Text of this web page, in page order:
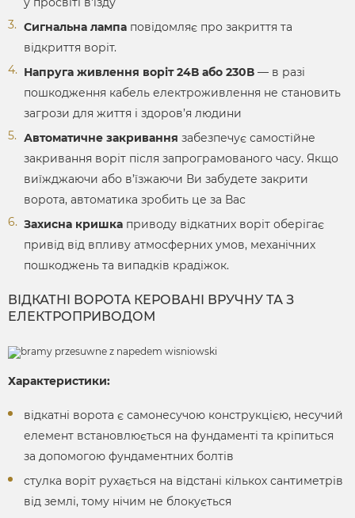
Сигнальна лампа повідомляє про закриття та
відкриття воріт.
Напруга живлення воріт 24В або 230В — в разі
пошкодження кабель електроживлення не становить
загрози для життя і здоров’я людини
Автоматичне закривання забезпечує самостійне
закривання воріт після запрограмованого часу. Якщо
виїжджаючи або в’їзжаючи Ви забудете закрити
ворота, автоматика зробить це за Вас
Захисна кришка приводу відкатних воріт оберігає
привід від впливу атмосферних умов, механічних
пошкоджень та випадків крадіжок.
ВІДКАТНІ ВОРОТА КЕРОВАНІ ВРУЧНУ ТА З
ЕЛЕКТРОПРИВОДОМ
Характеристики:
відкатні ворота є самонесучою конструкцією, несучий
елемент встановлюється на фундаменті та кріпиться
за допомогою фундаментних болтів
стулка воріт рухається на відстані кількох сантиметрів
від землі, тому нічим не блокується